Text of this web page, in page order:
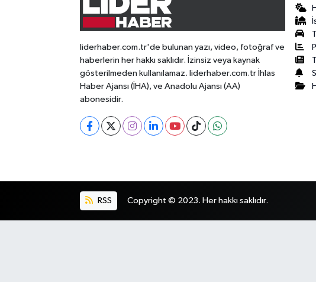
liderhaber.com.tr'de bulunan yazı, video, fotoğraf ve
haberlerin her hakkı saklıdır. İzinsiz veya kaynak
gösterilmeden kullanılamaz. liderhaber.com.tr İhlas
Haber Ajansı (İHA), ve Anadolu Ajansı (AA)
abonesidir.
RSS Copyright © 2023. Her hakkı saklıdır.